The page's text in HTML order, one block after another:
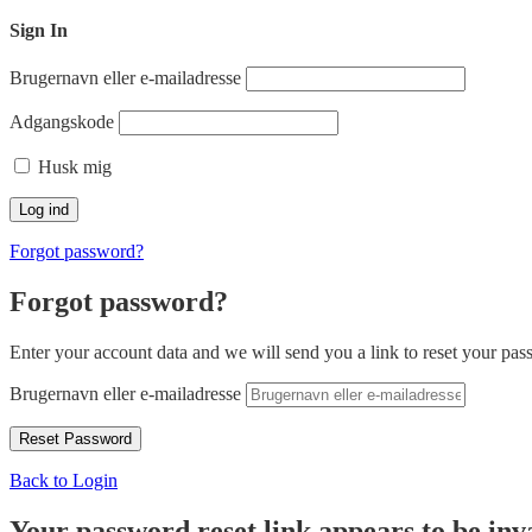
Sign In
Brugernavn eller e-mailadresse
Adgangskode
Husk mig
Forgot password?
Forgot password?
Enter your account data and we will send you a link to reset your
Brugernavn eller e-mailadresse
Back to Login